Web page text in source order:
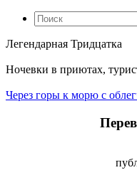
Легендарная Тридцатка
Ночевки в приютах,
Через горы к морю с